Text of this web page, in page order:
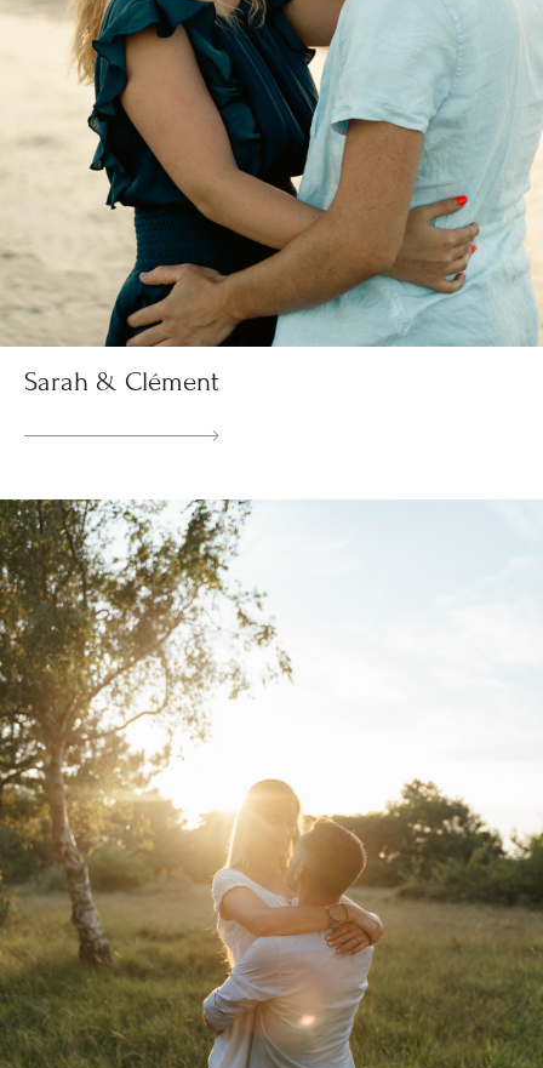
Sarah & Clément